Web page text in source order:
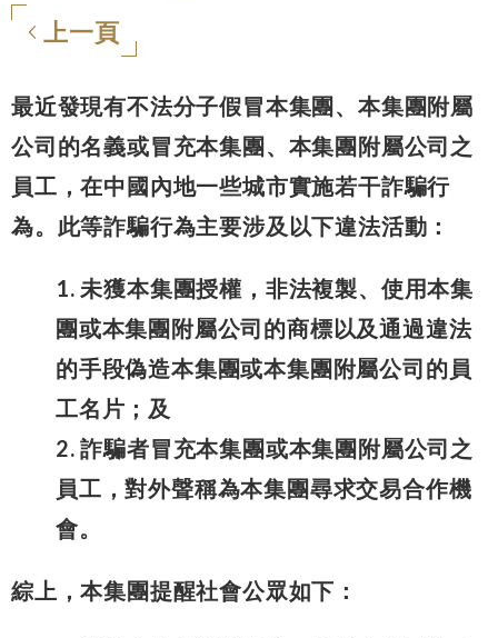
上一頁
最近發現有不法分子假冒本集團、本集團附屬
公司的名義或冒充本集團、本集團附屬公司之
員工，在中國內地一些城市實施若干詐騙行
為。此等詐騙行為主要涉及以下違法活動：
1. 未獲本集團授權，非法複製、使用本集
團或本集團附屬公司的商標以及通過違法
的手段偽造本集團或本集團附屬公司的員
工名片；及
2. 詐騙者冒充本集團或本集團附屬公司之
員工，對外聲稱為本集團尋求交易合作機
會。
綜上，本集團提醒社會公眾如下：